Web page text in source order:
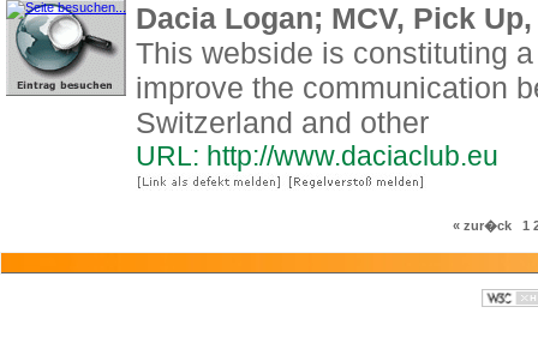
Dacia Logan; MCV, Pick
This webside is constituting
improve the communication
Switzerland and other
URL: http://www.daciaclub.eu
« zur�ck 1